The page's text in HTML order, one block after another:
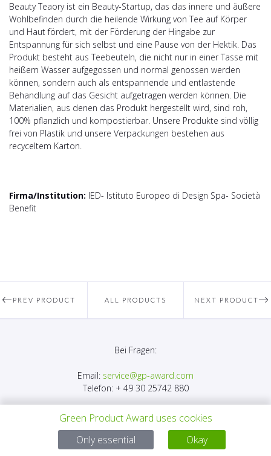
Beauty Teaory ist ein Beauty-Startup, das das innere und äußere
Wohlbefinden durch die heilende Wirkung von Tee auf Körper
und Haut fördert, mit der Förderung der Hingabe zur
Entspannung für sich selbst und eine Pause von der Hektik. Das
Produkt besteht aus Teebeuteln, die nicht nur in einer Tasse mit
heißem Wasser aufgegossen und normal genossen werden
können, sondern auch als entspannende und entlastende
Behandlung auf das Gesicht aufgetragen werden können. Die
Materialien, aus denen das Produkt hergestellt wird, sind roh,
100% pflanzlich und kompostierbar. Unsere Produkte sind völlig
frei von Plastik und unsere Verpackungen bestehen aus
recyceltem Karton.
Firma/Institution: IED- Istituto Europeo di Design Spa- Società
Benefit
PREV PRODUCT ALL PRODUCTS NEXT PRODUCT
Bei Fragen:
Email: service@gp-award.com
Telefon: + 49 30 25742 880
Green Product Award uses cookies
Only essential
Okay